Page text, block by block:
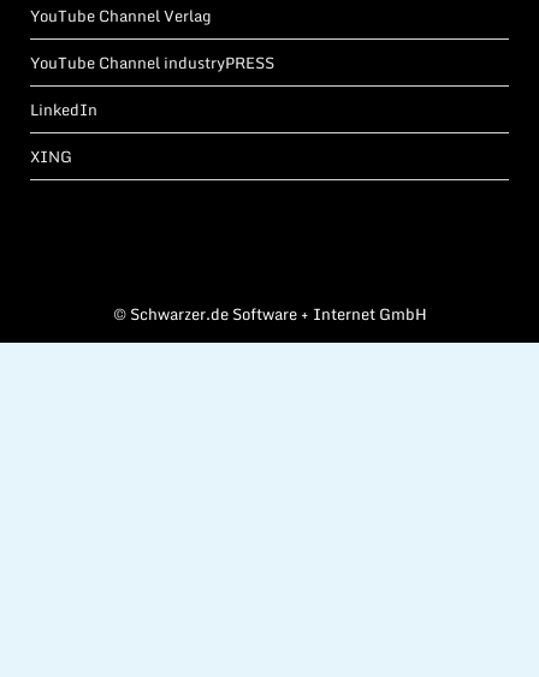
YouTube Channel Verlag
YouTube Channel industryPRESS
LinkedIn
XING
©Schwarzer.de Software + Internet GmbH